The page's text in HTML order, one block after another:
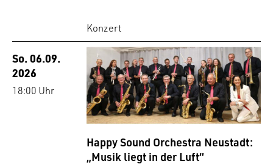
Konzert
So. 06.09.
2026
18:00 Uhr
Happy Sound Orchestra Neustadt:
„Musik liegt in der Luft“